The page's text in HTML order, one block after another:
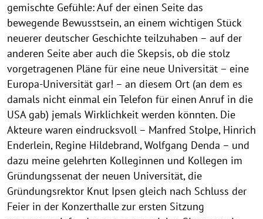
gemischte Gefühle: Auf der einen Seite das
bewegende Bewusstsein, an einem wichtigen Stück
neuerer deutscher Geschichte teilzuhaben – auf der
anderen Seite aber auch die Skepsis, ob die stolz
vorgetragenen Pläne für eine neue Universität – eine
Europa-Universität gar! – an diesem Ort (an dem es
damals nicht einmal ein Telefon für einen Anruf in die
USA gab) jemals Wirklichkeit werden könnten. Die
Akteure waren eindrucksvoll – Manfred Stolpe, Hinrich
Enderlein, Regine Hildebrand, Wolfgang Denda – und
dazu meine gelehrten Kolleginnen und Kollegen im
Gründungssenat der neuen Universität, die
Gründungsrektor Knut Ipsen gleich nach Schluss der
Feier in der Konzerthalle zur ersten Sitzung